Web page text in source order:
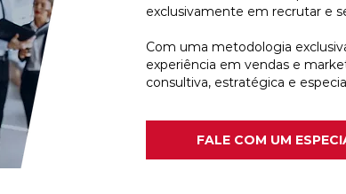
exclusivamente em recrutar e
Com uma metodologia
experiência em vendas e
consultiva, estratégica e
FALE COM UM